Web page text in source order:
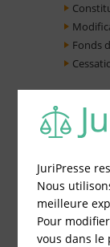
Fonds
JuriPresse
Nous
meilleure
Pour
vous dans le